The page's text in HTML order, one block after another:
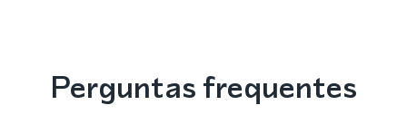
Perguntas frequentes